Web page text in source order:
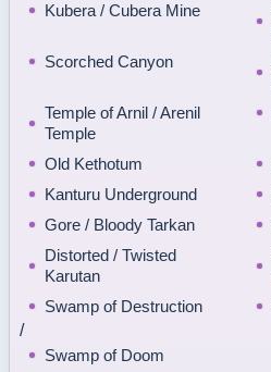
Kubera / Cubera Mine
Scorched Canyon
Temple of Arnil / Arenil
Temple
Old Kethotum
Kanturu Underground
Gore / Bloody Tarkan
Distorted / Twisted
Karutan
Swamp of Destruction
/
Swamp of Doom